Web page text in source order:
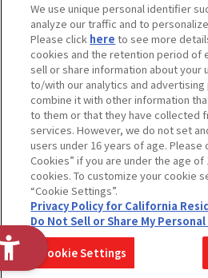
採用情報
サステナビリティ
お問い合わせ
ウェブサイトご利用条件 ソーシャルメディア
個人情報及び特定個人情報等の取り扱いに関
Do Not Sell or Share My Personal Information
カスタマーハラスメントに対する基本的な対
コピーライト一覧
We use unique personal identifier
analyze our traffic and to
Please click here to see more
cookies and the retention period of
sell or share information about your
to/with our analytics and
combine it with other information
to them or that they have collected
services. However, we do not set
users under 16 years of age. Please
Cookies” if you are under the age
cookies. To customize your cookie
“Cookie Settings”.
Privacy Policy for California
Do Not Sell or Share My
Cookie Settings